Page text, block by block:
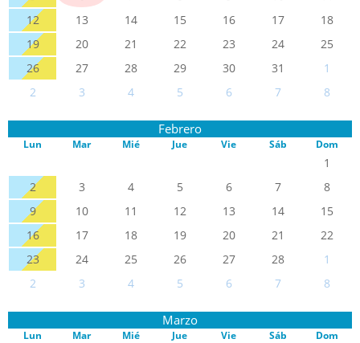
12
13 14 15 16 17
18
19
20 21 22 23 24
25
26
27 28 29 30 31
1
2
3 4 5 6 7 8
Febrero
Lun Mar Mié Jue Vie Sáb Dom
1
2
3 4 5 6 7
8
9
10 11 12 13 14
15
16
17 18 19 20 21
22
23
24 25 26 27 28
1
2
3 4 5 6 7 8
Marzo
Lun Mar Mié Jue Vie Sáb Dom